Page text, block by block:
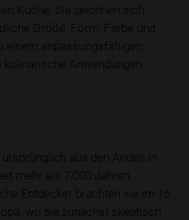
Küche. Sie zeichnen sich
Größe, Form, Farbe und
einem anpassungsfähigen
Anwendungen
aus den Anden in
mehr als 7.000 Jahren
Entdecker brachten sie im 16.
wo sie zunächst skeptisch